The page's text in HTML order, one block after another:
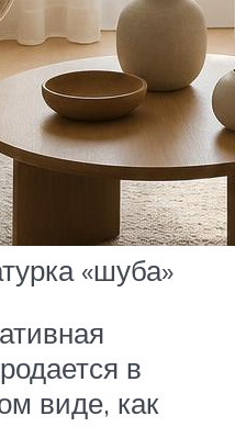
«шуба»
в
виде, как